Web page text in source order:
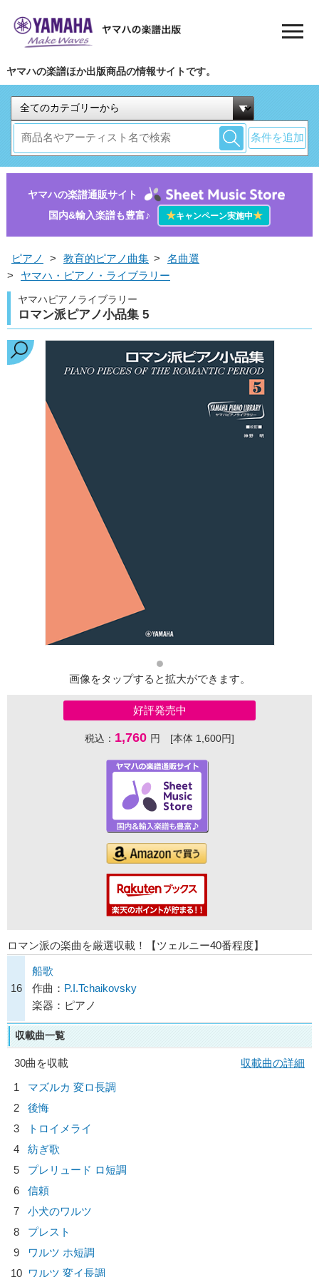
ヤマハの楽譜ほか出版商品の情報サイトです。
条件を追加
ヤマハの楽譜通販サイト
国内&輸入楽譜も豊富♪
★キャンペーン実施中★
ピアノ > 教育的ピアノ曲集 >
名曲選
>
ヤマハ・ピアノ・ライブラリー
ヤマハピアノライブラリー
ロマン派ピアノ小品集 5
画像をタップすると拡大ができます。
好評発売中
税込： 1,760 円 [本体 1,600円]
ロマン派の楽曲を厳選収載！【ツェルニー40番程度】
16
船歌
作曲： P.I.Tchaikovsky
楽器：ピアノ
収載曲一覧
30曲を収載
収載曲の詳細
1
マズルカ 変ロ長調
2
後悔
3
トロイメライ
4
紡ぎ歌
5
プレリュード ロ短調
6
信頼
7
小犬のワルツ
8
プレスト
9
ワルツ ホ短調
10 ワルツ 変イ長調